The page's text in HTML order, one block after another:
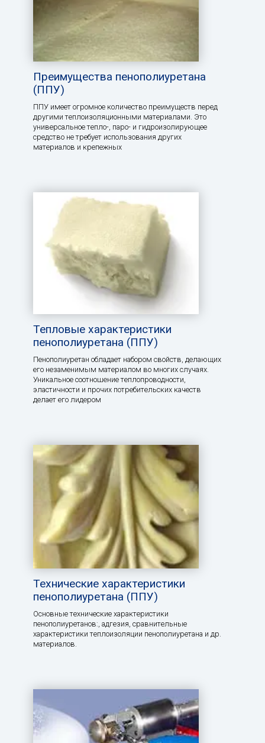
Преимущества пенополиуретана
(ППУ)
ППУ имеет огромное количество преимуществ перед
другими теплоизоляционными материалами. Это
универсальное тепло-, паро- и гидроизолирующее
средство не требует использования других
материалов и крепежных
Тепловые характеристики
пенополиуретана (ППУ)
Пенополиуретан обладает набором свойств, делающих
его незаменимым материалом во многих случаях.
Уникальное соотношение теплопроводности,
эластичности и прочих потребительских качеств
делает его лидером
Технические характеристики
пенополиуретана (ППУ)
Основные технические характеристики
пенополиуретанов:, aдгезия, сравнительные
характеристики теплоизоляции пенополиуретана и др.
материалов.